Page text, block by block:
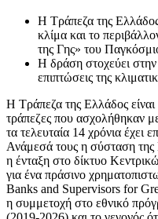
Η Τράπεζα της Ελλάδος
κλίμα και το
της Γης» του
Η δράση στοχεύει στην
επιπτώσεις της
Η Τράπεζα της Ελλάδος είναι
τράπεζες που ασχολήθηκαν
τα τελευταία 14 χρόνια έχει
Ανάμεσά τους η σύσταση
η ένταξη στο δίκτυο
για ένα πράσινο
Banks and Supervisors for
η συμμετοχή στο εθνικό